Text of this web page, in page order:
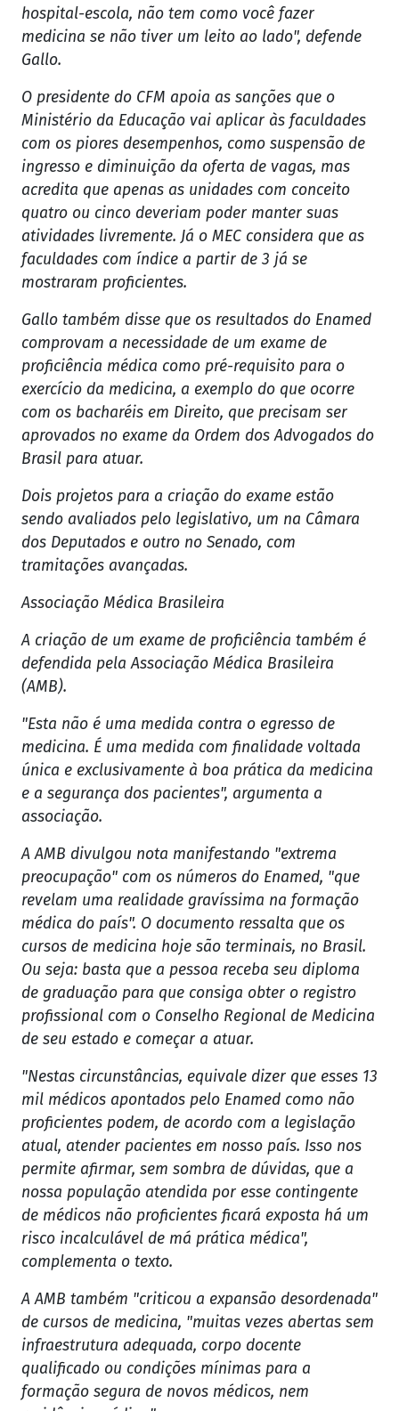
hospital-escola, não tem como você fazer
medicina se não tiver um leito ao lado", defende
Gallo.
O presidente do CFM apoia as sanções que o
Ministério da Educação vai aplicar às faculdades
com os piores desempenhos, como suspensão de
ingresso e diminuição da oferta de vagas, mas
acredita que apenas as unidades com conceito
quatro ou cinco deveriam poder manter suas
atividades livremente. Já o MEC considera que as
faculdades com índice a partir de 3 já se
mostraram proficientes.
Gallo também disse que os resultados do Enamed
comprovam a necessidade de um exame de
proficiência médica como pré-requisito para o
exercício da medicina, a exemplo do que ocorre
com os bacharéis em Direito, que precisam ser
aprovados no exame da Ordem dos Advogados do
Brasil para atuar.
Dois projetos para a criação do exame estão
sendo avaliados pelo legislativo, um na Câmara
dos Deputados e outro no Senado, com
tramitações avançadas.
Associação Médica Brasileira
A criação de um exame de proficiência também é
defendida pela Associação Médica Brasileira
(AMB).
"Esta não é uma medida contra o egresso de
medicina. É uma medida com finalidade voltada
única e exclusivamente à boa prática da medicina
e a segurança dos pacientes", argumenta a
associação.
A AMB divulgou nota manifestando "extrema
preocupação" com os números do Enamed, "que
revelam uma realidade gravíssima na formação
médica do país". O documento ressalta que os
cursos de medicina hoje são terminais, no Brasil.
Ou seja: basta que a pessoa receba seu diploma
de graduação para que consiga obter o registro
profissional com o Conselho Regional de Medicina
de seu estado e começar a atuar.
"Nestas circunstâncias, equivale dizer que esses 13
mil médicos apontados pelo Enamed como não
proficientes podem, de acordo com a legislação
atual, atender pacientes em nosso país. Isso nos
permite afirmar, sem sombra de dúvidas, que a
nossa população atendida por esse contingente
de médicos não proficientes ficará exposta há um
risco incalculável de má prática médica",
complementa o texto.
A AMB também "criticou a expansão desordenada"
de cursos de medicina, "muitas vezes abertas sem
infraestrutura adequada, corpo docente
qualificado ou condições mínimas para a
formação segura de novos médicos, nem